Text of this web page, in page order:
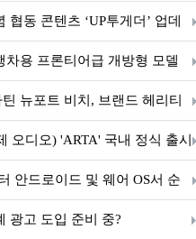
협동 콘텐츠 ‘UP투게더’ 업데
용 프론티어급 개방형 모델
뉴포트 비치, 브랜드 헤리티
개
오디오) 'ARTA' 국내 정식 출시
안드로이드 및 웨어 OS서 순
광고 도입 준비 중?